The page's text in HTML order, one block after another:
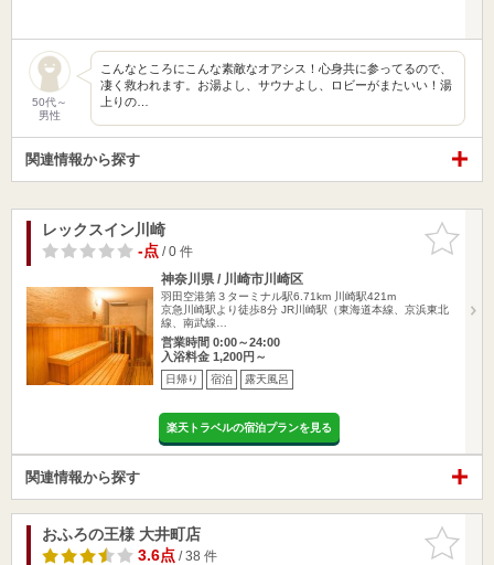
50代～
男性
こんなところにこんな素敵なオアシス！心身共に参ってるので、
凄く救われます。お湯よし、サウナよし、ロビーがまたいい！湯
上りの…
関連情報から探す
お気に入
りに追加
レックスイン川崎
-点/ 0 件
神奈川県 / 川崎市川崎区
羽田空港第３ターミナル駅6.71km
川崎駅421m
京急川崎駅より徒歩8分 JR川崎駅（東海道本線、京浜東北
線、南武線…
営業時間 0:00～24:00
入浴料金 1,200円～
日帰り 宿泊 露天風呂
楽天トラベルの宿泊プランを見る
関連情報から探す
お気に入
りに追加
おふろの王様 大井町店
3.6点/ 38 件